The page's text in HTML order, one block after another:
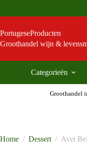
inhoud
PortugeseProducten
Groothandel wijn &
Categorieën
Groothandel
Home / Dessert / Avei